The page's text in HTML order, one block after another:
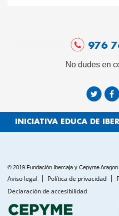
976
No dudes en
INICIATIVA EDUCA DE
© 2019 Fundación Ibercaja y Cepyme Aragon
Aviso legal Política de privacidad
Declaración de accesibilidad